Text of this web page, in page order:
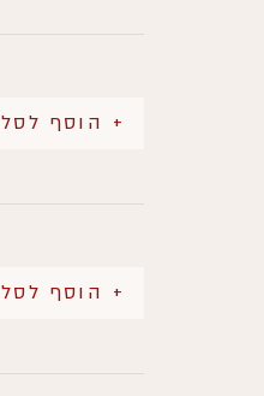
+ הוסף לסל
+ הוסף לסל